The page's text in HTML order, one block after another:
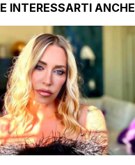
INTERESSARTI ANCHE